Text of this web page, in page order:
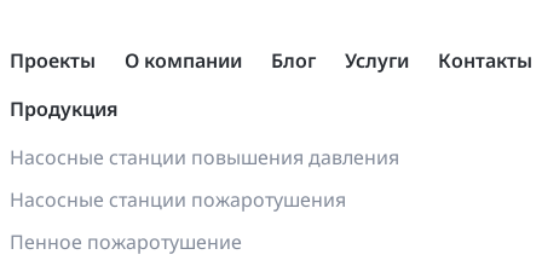
Проекты О компании Блог Услуги
Контакты
Продукция
Насосные станции повышения давления
Насосные станции пожаротушения
Пенное пожаротушение